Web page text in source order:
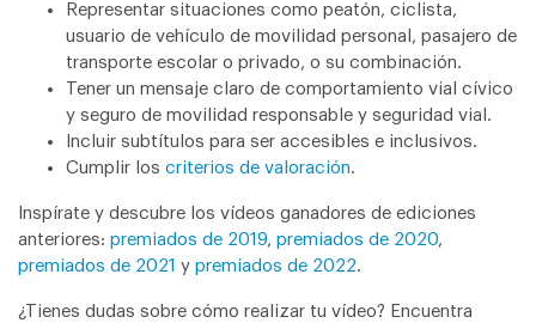
Representar situaciones como peatón, ciclista,
usuario de vehículo de movilidad personal, pasajero de
transporte escolar o privado, o su combinación.
Tener un mensaje claro de comportamiento vial cívico
y seguro de movilidad responsable y seguridad vial.
Incluir subtítulos para ser accesibles e inclusivos.
Cumplir los criterios de valoración.
Inspírate y descubre los vídeos ganadores de ediciones
anteriores: premiados de 2019, premiados de 2020,
premiados de 2021 y premiados de 2022.
¿Tienes dudas sobre cómo realizar tu vídeo? Encuentra